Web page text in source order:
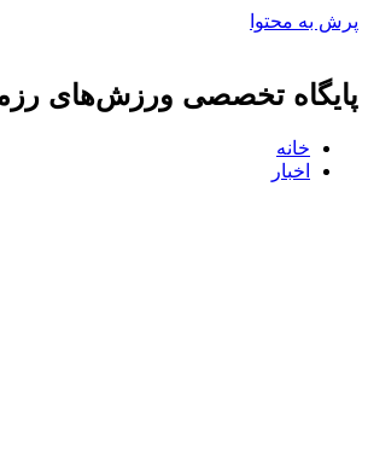
پرش به محتوا
پایگاه تخصصی ورزش‌های
خانه
اخبار